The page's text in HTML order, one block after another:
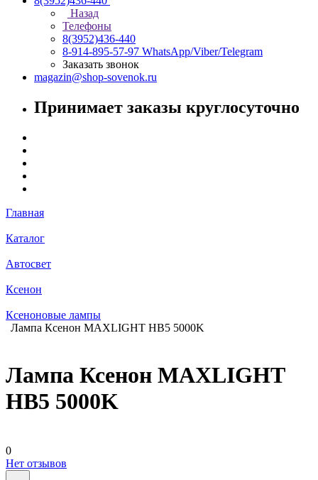
Назад
Телефоны
8(3952)436-440
8-914-895-57-97 WhatsApp/Viber/Telegram
Заказать звонок
magazin@shop-sovenok.ru
Принимает заказы круглосуточно
Главная
Каталог
Автосвет
Ксенон
Ксеноновые лампы
Лампа Ксенон MAXLIGHT HB5 5000K
Лампа Ксенон MAXLIGHT
HB5 5000K
0
Нет отзывов